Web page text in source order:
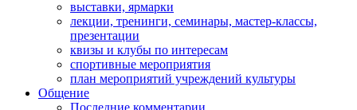
выставки, ярмарки
лекции, тренинги, семинары, мастер-классы,
презентации
квизы и клубы по интересам
спортивные мероприятия
план мероприятий учреждений культуры
Общение
Последние комментарии